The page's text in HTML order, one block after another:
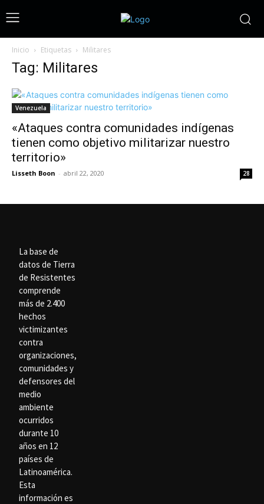
Inicio Etiquetas Militares
Tag: Militares
Venezuela
«Ataques contra comunidades indígenas
tienen como objetivo militarizar nuestro
territorio»
Lisseth Boon - abril 22, 2020 28
La base de
datos de Tierra
de Resistentes
comprende
más de 2.400
hechos
victimizantes
contra
organizaciones,
comunidades y
defensores del
medio
ambiente
ocurridos
durante 10
años en 12
países de
Latinoamérica.
Esta
información es